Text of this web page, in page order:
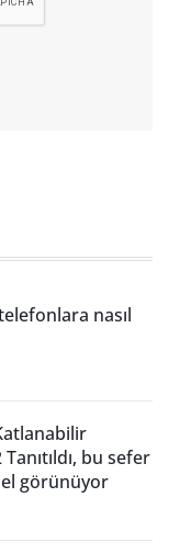
nasıl
bu sefer
görünüyor